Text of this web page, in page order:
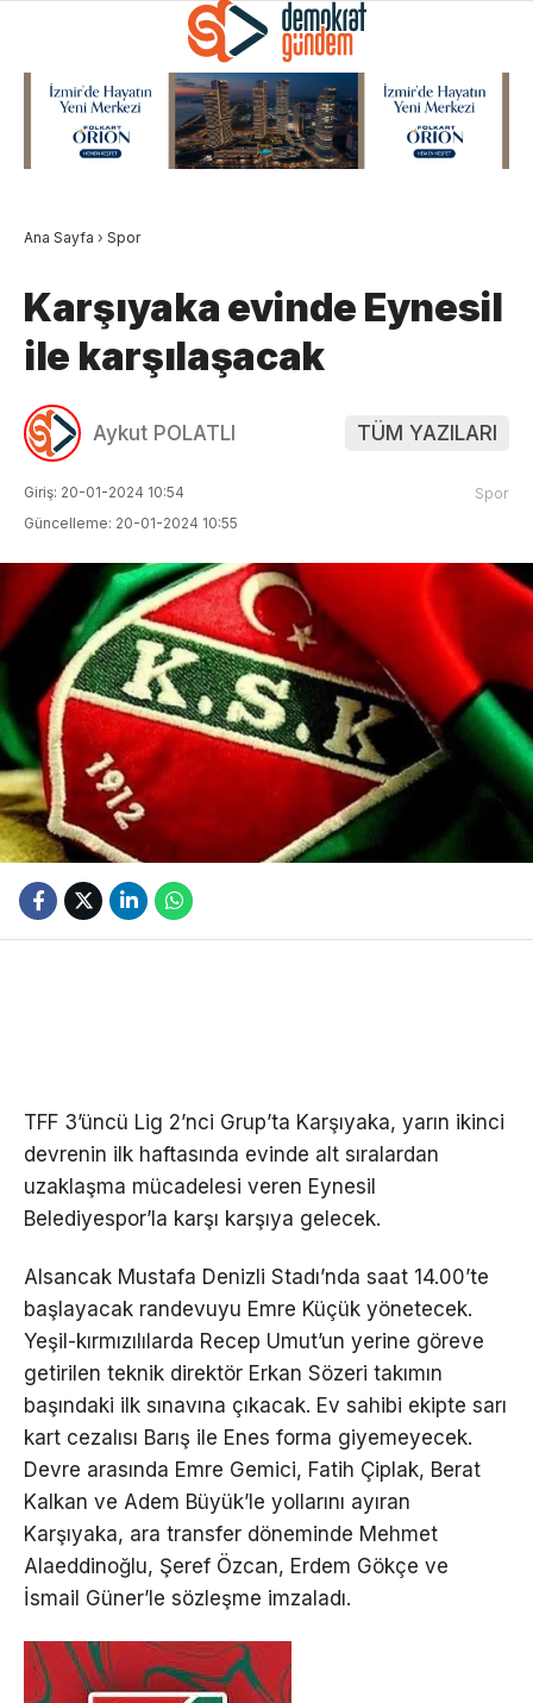
Ana Sayfa › Spor
Karşıyaka evinde Eynesil
ile karşılaşacak
Aykut POLATLI TÜM YAZILARI
Giriş: 20-01-2024 10:54
Güncelleme: 20-01-2024 10:55
Spor
TFF 3’üncü Lig 2’nci Grup’ta Karşıyaka, yarın ikinci
devrenin ilk haftasında evinde alt sıralardan
uzaklaşma mücadelesi veren Eynesil
Belediyespor’la karşı karşıya gelecek.
Alsancak Mustafa Denizli Stadı’nda saat 14.00’te
başlayacak randevuyu Emre Küçük yönetecek.
Yeşil-kırmızılılarda Recep Umut’un yerine göreve
getirilen teknik direktör Erkan Sözeri takımın
başındaki ilk sınavına çıkacak. Ev sahibi ekipte sarı
kart cezalısı Barış ile Enes forma giyemeyecek.
Devre arasında Emre Gemici, Fatih Çiplak, Berat
Kalkan ve Adem Büyük’le yollarını ayıran
Karşıyaka, ara transfer döneminde Mehmet
Alaeddinoğlu, Şeref Özcan, Erdem Gökçe ve
İsmail Güner’le sözleşme imzaladı.